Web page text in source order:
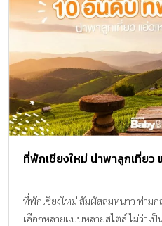
ที่พักเชียงใหม่ น่าพาลูกเที่ย
ที่พักเชียงใหม่ สัมผัสลมหนาว ท่าม
เลือกหลายแบบหลายสไตล์ ไม่ว่าเ